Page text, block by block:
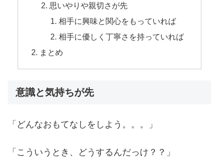
思いやりや親切さが先
相手に興味と関心をもっていれば
相手に優しく丁寧さを持っていれば
まとめ
意識と気持ちが先
「どんなおもてなしをしよう。。。」
「こういうとき、どうするんだっけ？？」